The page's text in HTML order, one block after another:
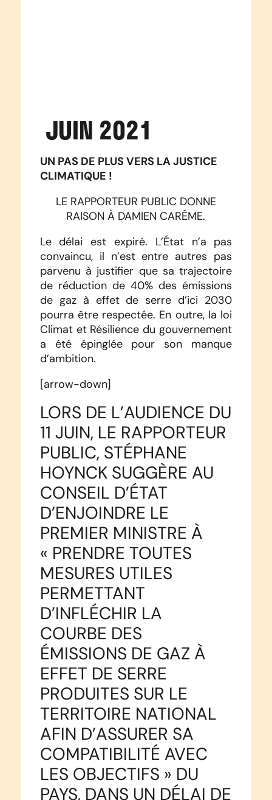
JUIN 2021
UN PAS DE PLUS VERS LA JUSTICE
CLIMATIQUE !
LE RAPPORTEUR PUBLIC DONNE
RAISON À DAMIEN CARÊME.
Le délai est expiré. L’État n’a pas
convaincu, il n’est entre autres pas
parvenu à justifier que sa trajectoire
de réduction de 40% des émissions
de gaz à effet de serre d’ici 2030
pourra être respectée. En outre, la loi
Climat et Résilience du gouvernement
a été épinglée pour son manque
d’ambition.
[arrow-down]
LORS DE L’AUDIENCE DU
11 JUIN, LE RAPPORTEUR
PUBLIC, STÉPHANE
HOYNCK SUGGÈRE AU
CONSEIL D’ÉTAT
D’ENJOINDRE LE
PREMIER MINISTRE À
« PRENDRE TOUTES
MESURES UTILES
PERMETTANT
D’INFLÉCHIR LA
COURBE DES
ÉMISSIONS DE GAZ À
EFFET DE SERRE
PRODUITES SUR LE
TERRITOIRE NATIONAL
AFIN D’ASSURER SA
COMPATIBILITÉ AVEC
LES OBJECTIFS » DU
PAYS, DANS UN DÉLAI DE